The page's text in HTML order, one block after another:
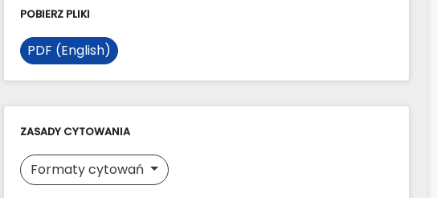
POBIERZ PLIKI
PDF (English)
ZASADY CYTOWANIA
Formaty cytowań